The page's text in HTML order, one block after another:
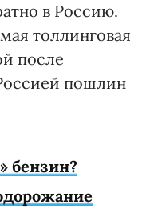
в Россию.
толлинговая
после
пошлин
бензин?